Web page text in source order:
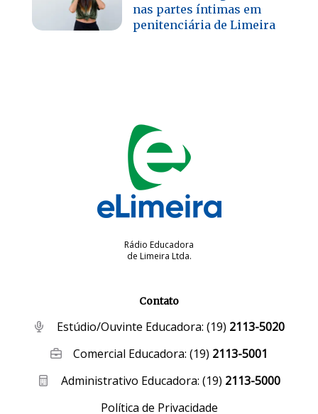
nas partes íntimas em
penitenciária de Limeira
Rádio Educadora
de Limeira Ltda.
Contato
Estúdio/Ouvinte Educadora: (19) 2113-5020
Comercial Educadora:(19) 2113-5001
Administrativo Educadora: (19) 2113-5000
Política de Privacidade